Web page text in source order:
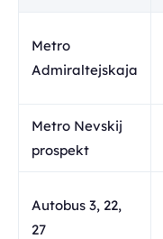
Metro
Admiraltejskaja
Metro Nevskij
prospekt
Autobus 3, 22,
27